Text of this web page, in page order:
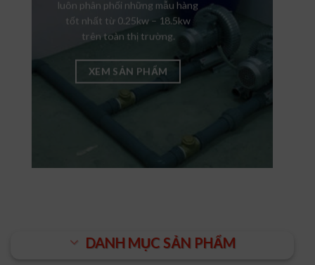
luôn phân phối những mẫu hàng
tốt nhất từ 0.25kw – 18.5kw
trên toàn thị trường.
XEM SẢN PHẨM
DANH MỤC SẢN PHẨM